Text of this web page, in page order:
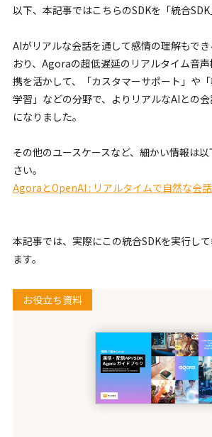
以下、本記事ではこちらのSDKを「統合SDK
AIがリアルな会話を通して感情の理解もで
おり、Agoraの超低遅延のリアルタイム音
携を活かして、「カスタマーサポート」や
学習」などの分野で、よりリアルなAIとの
になりました。
その他のユースケースなど、細かい情報は
さい。
AgoraとOpenAI : リアルタイムで自然な会
本記事では、実際にこの統合SDKを実行し
ます。
お役立ち資料